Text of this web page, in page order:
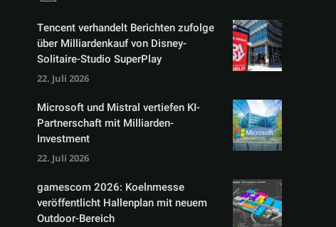
Tencent verhandelt Berichten zufolge
über Milliardenkauf von Disney-
Solitaire-Studio SuperPlay
22. Juli 2026
Microsoft und Mistral vertiefen KI-
Partnerschaft mit Milliarden-
Investment
22. Juli 2026
gamescom 2026: Koelnmesse
veröffentlicht Hallenplan mit neuem
Outdoor-Bereich